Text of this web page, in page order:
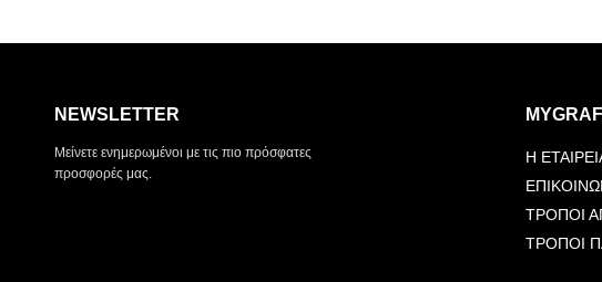
NEWSLETTER
Μείνετε ενημερωμένοι με τις πιο πρόσφατες
προσφορές μας.
Η
ΤΡΟΠΟΙ
ΤΡΟΠΟΙ